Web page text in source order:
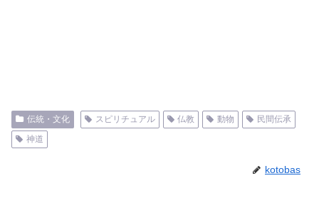
伝統・文化 スピリチュアル 仏教 動物
民間伝承
神道
kotobas